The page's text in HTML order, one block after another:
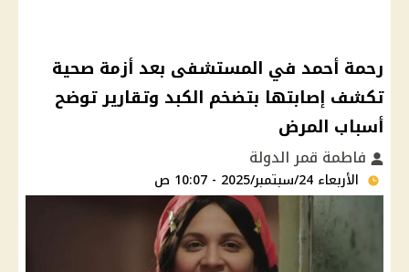
رحمة أحمد في المستشفى بعد أزمة صحية
تكشف إصابتها بتضخم الكبد وتقارير توضح
أسباب المرض
فاطمة قمر الدولة
الأربعاء 24/سبتمبر/2025 - 10:07 ص